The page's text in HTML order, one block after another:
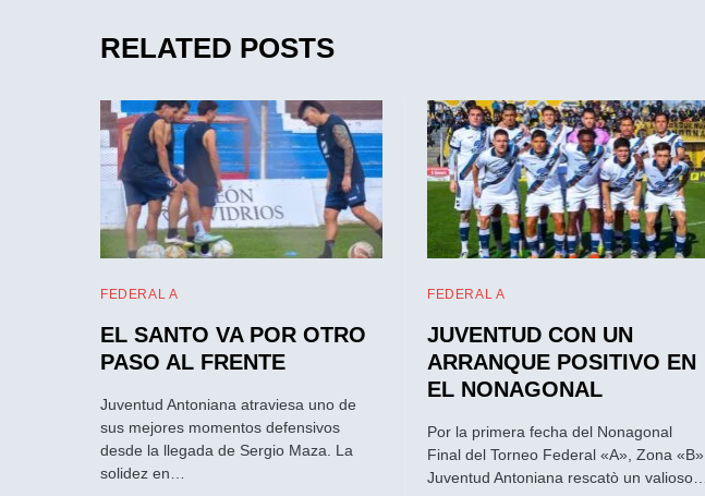
RELATED POSTS
FEDERAL A
EL SANTO VA POR OTRO
PASO AL FRENTE
Juventud Antoniana atraviesa uno de
sus mejores momentos defensivos
desde la llegada de Sergio Maza. La
solidez en…
FEDERAL A
JUVENTUD CON UN
ARRANQUE POSITIVO EN
EL NONAGONAL
Por la primera fecha del Nonagonal
Final del Torneo Federal «A», Zona «B»,
Juventud Antoniana rescatò un valioso…